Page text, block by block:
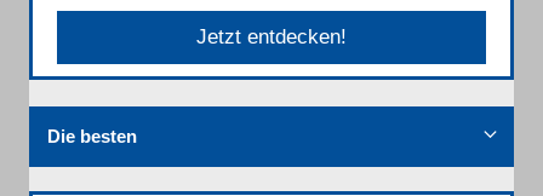
Jetzt entdecken!
Die besten